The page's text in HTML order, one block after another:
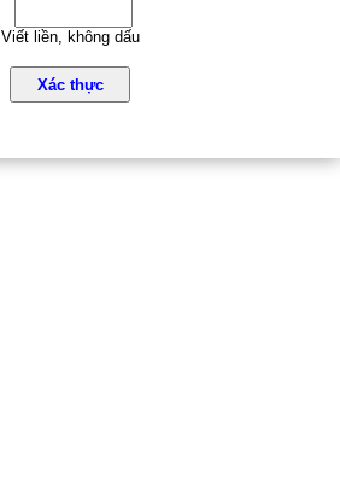
Viết liền, không dấu
Xác thực